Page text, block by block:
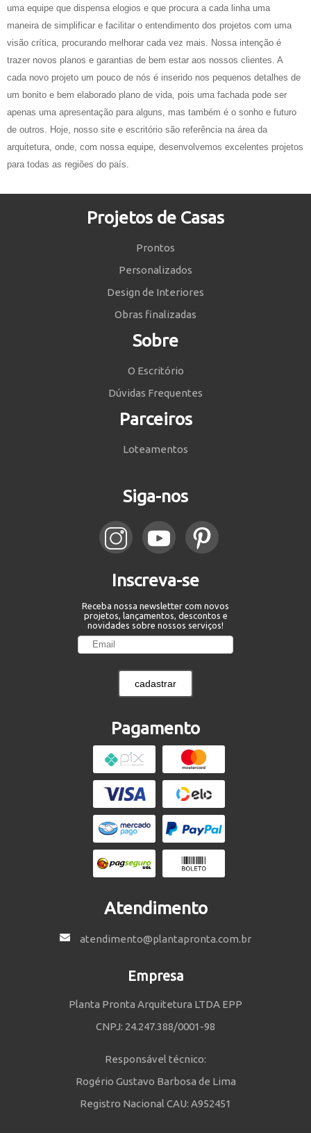
uma equipe que dispensa elogios e que procura a cada linha uma
maneira de simplificar e facilitar o entendimento dos projetos com uma
visão crítica, procurando melhorar cada vez mais. Nossa intenção é
trazer novos planos e garantias de bem estar aos nossos clientes. A
cada novo projeto um pouco de nós é inserido nos pequenos detalhes de
um bonito e bem elaborado plano de vida, pois uma fachada pode ser
apenas uma apresentação para alguns, mas também é o sonho e futuro
de outros. Hoje, nosso site e escritório são referência na área da
arquitetura, onde, com nossa equipe, desenvolvemos excelentes projetos
para todas as regiões do país.
Projetos de Casas
Prontos
Personalizados
Design de Interiores
Obras finalizadas
Sobre
O Escritório
Dúvidas Frequentes
Parceiros
Loteamentos
Siga-nos
Inscreva-se
Receba nossa newsletter com novos
projetos, lançamentos, descontos e
novidades sobre nossos serviços!
cadastrar
Pagamento
Atendimento
atendimento@plantapronta.com.br
Empresa
Planta Pronta Arquitetura LTDA EPP
CNPJ: 24.247.388/0001-98
Responsável técnico:
Rogério Gustavo Barbosa de Lima
Registro Nacional CAU: A952451